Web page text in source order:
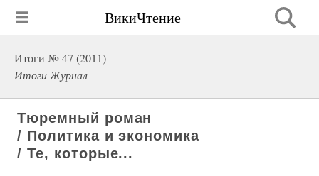
ВикиЧтение
Итоги № 47 (2011)
Итоги Журнал
Тюремный роман
/ Политика и экономика
/ Те, которые...